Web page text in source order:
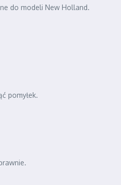
do modeli New Holland.
pomyłek.